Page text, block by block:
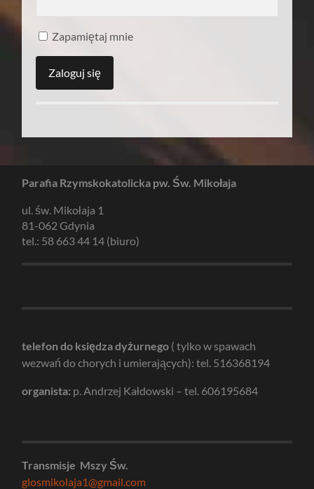
Zapamiętaj mnie
Parafia Rzymskokatolicka pw. Św. Mikołaja
ul. św. Mikołaja 1
81-062 Gdynia
tel.: 58 663 44 14 (biuro)
telefon do księdza dyżurnego ( tylko w spawach
wezwań do chorych i umierających): tel. 516368194
organista: p. Andrzej Kałdowski – tel. 606195684
Transmisje Mszy Św.
glosmikolaja1@gmail.com